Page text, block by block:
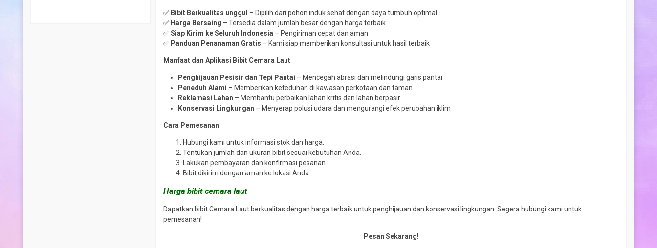
✅ Bibit Berkualitas unggul – Dipilih dari pohon induk sehat dengan daya tumbuh optimal
✅ Harga Bersaing – Tersedia dalam jumlah besar dengan harga terbaik
✅Siap Kirim ke Seluruh Indonesia – Pengiriman cepat dan aman
✅ Panduan Penanaman Gratis – Kami siap memberikan konsultasi untuk hasil terbaik
Manfaat dan Aplikasi Bibit Cemara Laut
Penghijauan Pesisir dan Tepi Pantai – Mencegah abrasi dan melindungi garis pantai
Peneduh Alami – Memberikan keteduhan di kawasan perkotaan dan taman
Reklamasi Lahan – Membantu perbaikan lahan kritis dan lahan berpasir
Konservasi Lingkungan – Menyerap polusi udara dan mengurangi efek perubahan iklim
Cara Pemesanan
Hubungi kami untuk informasi stok dan harga.
Tentukan jumlah dan ukuran bibit sesuai kebutuhan Anda.
Lakukan pembayaran dan konfirmasi pesanan.
Bibit dikirim dengan aman ke lokasi Anda.
Harga bibit cemara laut
Dapatkan bibit Cemara Laut berkualitas dengan harga terbaik untuk penghijauan dan konservasi lingkungan. Segera hubungi kami untuk
pemesanan!
Pesan Sekarang!